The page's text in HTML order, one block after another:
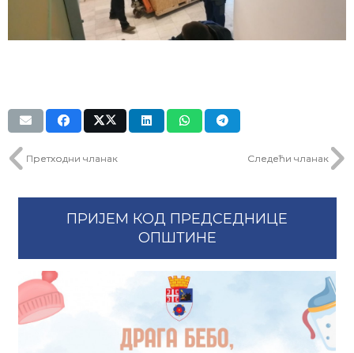
Претходни чланак Следећи чланак
ПРИЈЕМ КОД ПРЕДСЕДНИЦЕ
ОПШТИНЕ